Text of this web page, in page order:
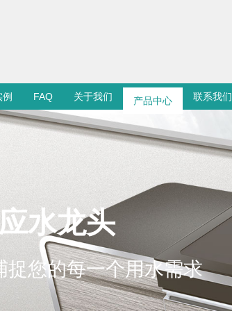
FAQ 关于我们 产品中心 联系我们
水龙头
捉您的每一个用水需求